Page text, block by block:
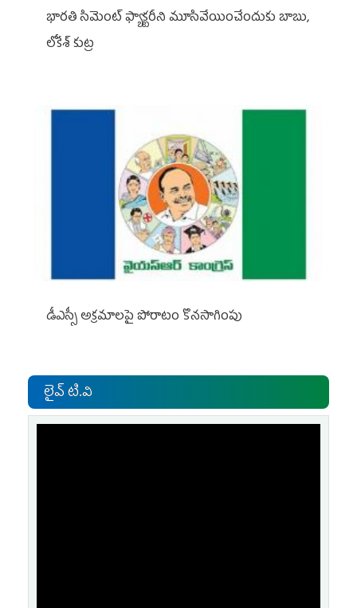
భారతి సిమెంట్ ఫ్యాక్టరీని మూసివేయించేందుకు బాబు,
లోకేశ్ కుట్ర
డీఎస్సీ అక్రమాలపై పోరాటం కొనసాగింపు
లైవ్ టి.వి